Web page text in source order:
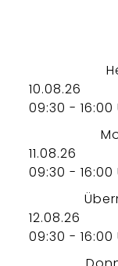
10.08.26
09:30 - 16:00
11.08.26
09:30 - 16:00
12.08.26
09:30 - 16:00